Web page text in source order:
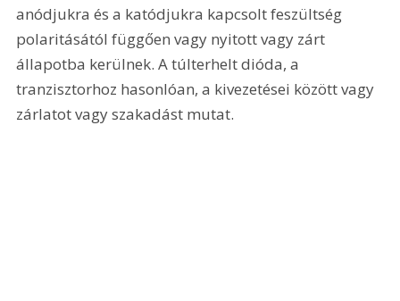
anódjukra és a katódjukra kapcsolt feszültség
polaritásától függően vagy nyitott vagy zárt
állapotba kerülnek. A túlterhelt dióda, a
tranzisztorhoz hasonlóan, a kivezetései között vagy
zárlatot vagy szakadást mutat.